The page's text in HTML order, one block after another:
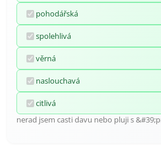
pohodářská
spolehlivá
věrná
naslouchavá
citlivá
nerad jsem casti davu nebo pluji s